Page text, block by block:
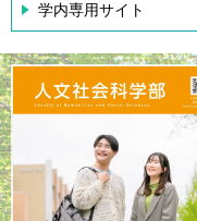
学内専用サイト